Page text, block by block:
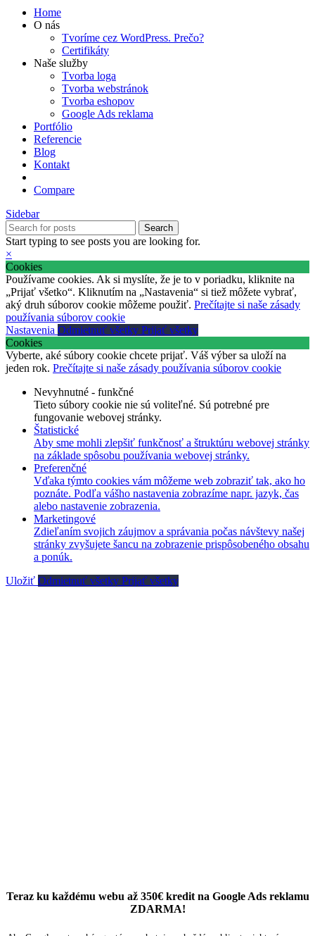
Home
O nás
Tvoríme cez WordPress. Prečo?
Certifikáty
Naše služby
Tvorba loga
Tvorba webstránok
Tvorba eshopov
Google Ads reklama
Portfólio
Referencie
Blog
Kontakt
Compare
Sidebar
Search
Start typing to see posts you are looking for.
×
Cookies
Používame cookies. Ak si myslíte, že je to v poriadku, kliknite na
„Prijať všetko“. Kliknutím na „Nastavenia“ si tiež môžete vybrať,
aký druh súborov cookie môžeme použiť. Prečítajte si naše zásady
používania súborov cookie
Nastavenia Odmietnuť všetky Prijať všetky
Cookies
Vyberte, aké súbory cookie chcete prijať. Váš výber sa uloží na
jeden rok. Prečítajte si naše zásady používania súborov cookie
Nevyhnutné - funkčné
Tieto súbory cookie nie sú voliteľné. Sú potrebné pre
fungovanie webovej stránky.
Štatistické
Aby sme mohli zlepšiť funkčnosť a štruktúru webovej stránky
na základe spôsobu používania webovej stránky.
Preferenčné
Vďaka týmto cookies vám môžeme web zobraziť tak, ako ho
poznáte. Podľa vášho nastavenia zobrazíme napr. jazyk, čas
alebo nastavenie zobrazenia.
Marketingové
Zdieľaním svojich záujmov a správania počas návštevy našej
stránky zvyšujete šancu na zobrazenie prispôsobeného obsahu
a ponúk.
Uložiť Odmietnuť všetky Prijať všetky
Teraz ku každému webu až 350€ kredit na Google Ads reklamu
ZDARMA!